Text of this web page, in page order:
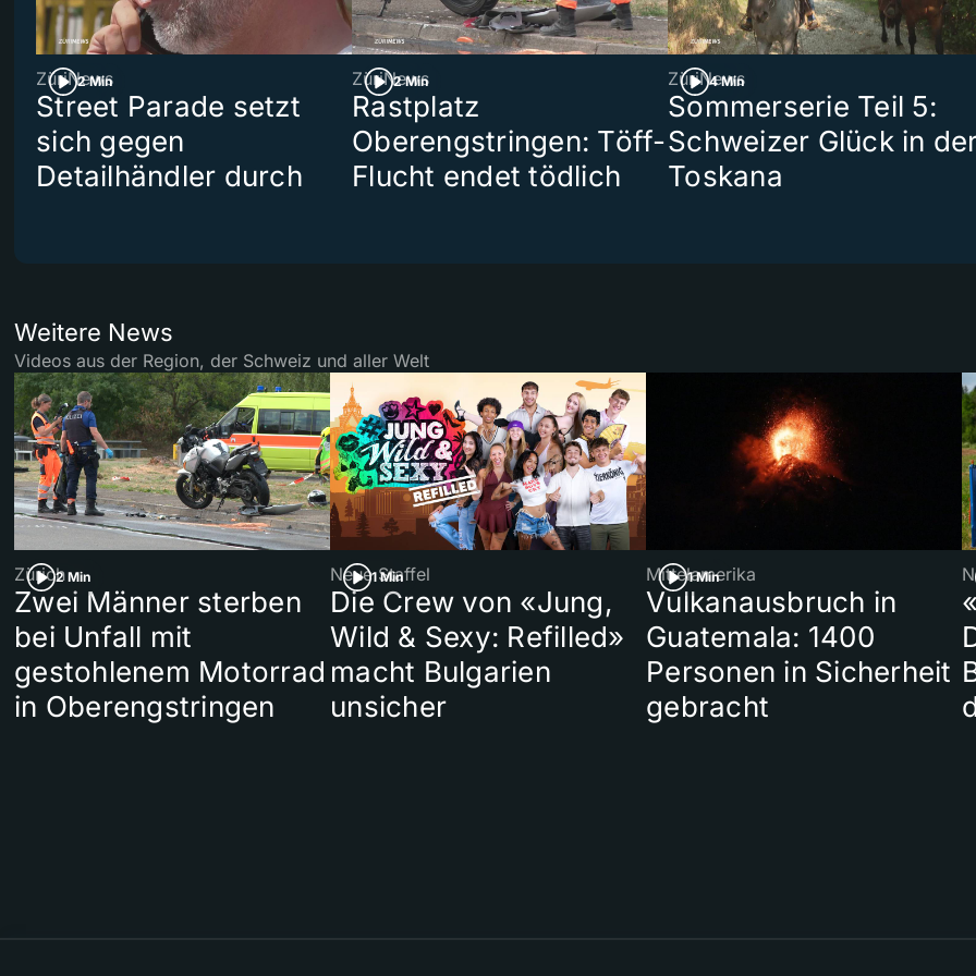
2 Min
ZüriNews
Street Parade setzt
sich gegen
Detailhändler durch
2 Min
ZüriNews
Rastplatz
Oberengstringen: Töff-
Flucht endet tödlich
4 Min
ZüriNews
Sommerserie Teil 5:
Schweizer Glück in
Toskana
Weitere News
Videos aus der Region, der Schweiz und aller Welt
2 Min
Zürich
Zwei Männer sterben
bei Unfall mit
gestohlenem Motorrad
in Oberengstringen
1 Min
Neue Staffel
Die Crew von «Jung,
Wild & Sexy: Refilled»
macht Bulgarien
unsicher
1 Min
Mittelamerika
Vulkanausbruch in
Guatemala: 1400
Personen in Sicherheit
gebracht